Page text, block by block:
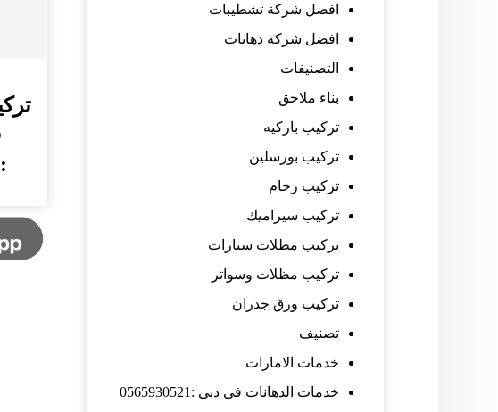
:0565930521
افضل شركة تشطيبات
افضل شركة دهانات
التصنيفات
بناء ملاحق
تركيب باركيه
تركيب بورسلين
تركيب رخام
تركيب سيراميك
تركيب مظلات سيارات
تركيب مظلات وسواتر
تركيب ورق جدران
تصنيف
خدمات الامارات
خدمات الدهانات فى دبى :0565930521